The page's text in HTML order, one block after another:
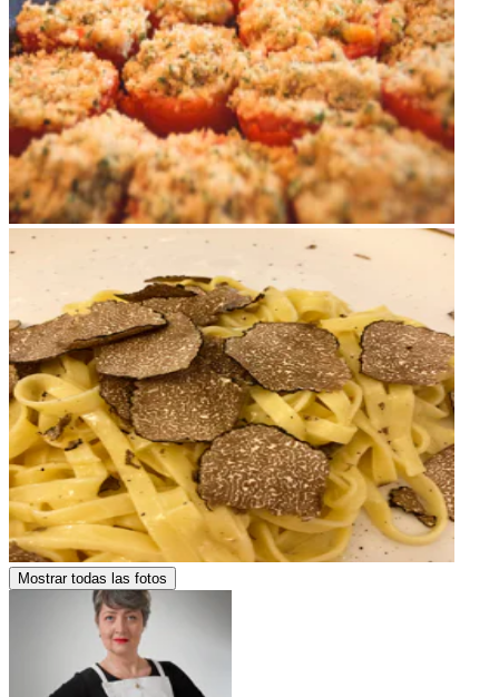
Mostrar todas las fotos